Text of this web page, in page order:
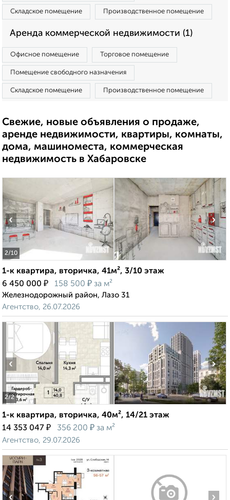
Складское помещение Производственное помещение
Аренда коммерческой недвижимости (1)
Офисное помещение Торговое помещение
Помещение свободного назначения
Складское помещение Производственное помещение
Свежие, новые объявления о продаже,
аренде недвижимости, квартиры, комнаты,
дома, машиноместа, коммерческая
недвижимость в Хабаровске
2/10
‹ ›
1-к квартира, вторичка, 41м², 3/10 этаж
6 450 000 ₽ 158 500 ₽ за м²
Железнодорожный район, Лазо 31
Агентство, 26.07.2026
2/2
‹ ›
1-к квартира, вторичка, 40м², 14/21 этаж
14 353 047 ₽ 356 200 ₽ за м²
Агентство, 29.07.2026
‹ ›